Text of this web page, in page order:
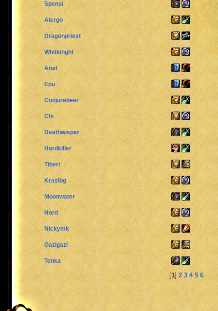
Spensi
Alergo
Dragonpriest
Whitkinght
Anat
Epu
Conjurebeer
Chi
Deathwisper
Hordkiller
Titieri
Krasibg
Moonwater
Hord
Nickymk
Gazigazi
Tenka
[1] 2345 6